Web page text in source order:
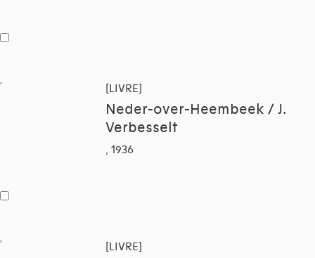
[LIVRE]
Neder-over-Heembeek / J.
Verbesselt
, 1936
[LIVRE]